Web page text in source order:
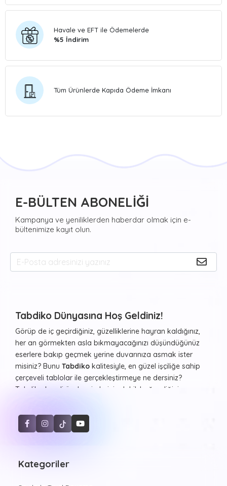
Havale ve EFT ile Ödemelerde
%5 İndirim
Tüm Ürünlerde Kapıda Ödeme İmkanı
E-BÜLTEN ABONELİĞİ
Kampanya ve yeniliklerden haberdar olmak için e-
bültenimize kayıt olun.
Tabdiko Dünyasına Hoş Geldiniz!
Görüp de iç geçirdiğiniz, güzelliklerine hayran kaldığınız,
her an görmekten asla bıkmayacağınızı düşündüğünüz
eserlere bakıp geçmek yerine duvarınıza asmak ister
misiniz? Bunu Tabdiko kalitesiyle, en güzel işçiliğe sahip
çerçeveli tablolar ile gerçekleştirmeye ne dersiniz?
Tabdiko kendi özel resimleriniz dahil, beğendiğiniz ve
görmekten haz duyacağınız resimleri ister çerçeveli ister
çerçevesiz şekilde, farklı formlarda beğeninize sunuyor.
Sayılarla Tuval Boyama Seti
daha birçok kategoride estetik görünüşler sunan
Kategoriler